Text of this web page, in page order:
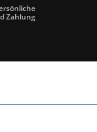
Zahlung